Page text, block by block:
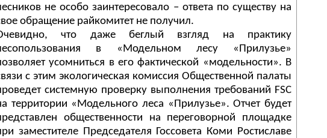
не особо заинтересовало – ответа по существу на
обращение райкомитет не получил.
что даже беглый взгляд на практику
в «Модельном лесу «Прилузье»
усомниться в его фактической «модельности». В
с этим экологическая комиссия Общественной палаты
системную проверку выполнения требований FSC
территории «Модельного леса «Прилузье». Отчет будет
общественности на переговорной площадке
заместителе Председателя Госсовета Коми Ростиславе